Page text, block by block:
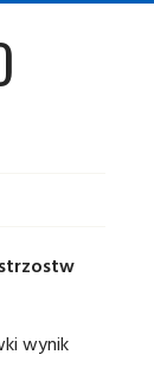
wynik